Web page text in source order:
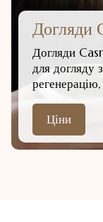
Догляди
Догляди
для догляду
Ціни